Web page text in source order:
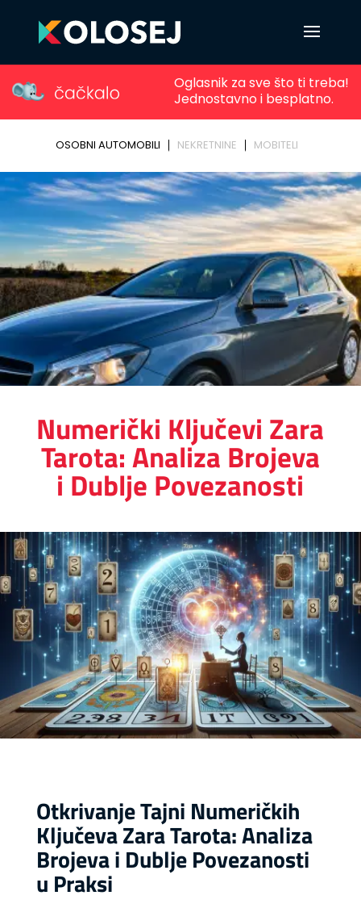
Numerički Ključevi Zara
Tarota: Analiza Brojeva
i Dublje Povezanosti
Otkrivanje Tajni Numeričkih
Ključeva Zara Tarota: Analiza
Brojeva i Dublje Povezanosti
u Praksi